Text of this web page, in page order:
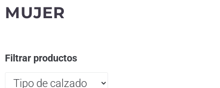
MUJER
Filtrar productos